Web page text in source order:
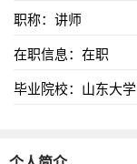
职称：讲师
在职信息：在职
毕业院校：山东大学